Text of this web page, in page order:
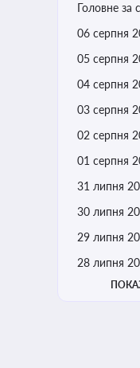
Головне за
06 серпня
05 серпня
04 серпня
03 серпня
02 серпня
01 серпня
31 липня
30 липня
29 липня
28 липня